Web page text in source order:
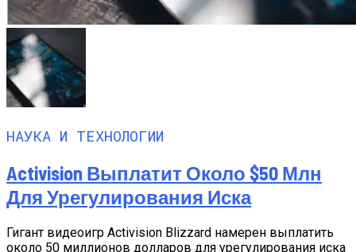
НАУКА И ТЕХНОЛОГИИ
Activision Выплатит Около $50 Млн
Для Урегулирования Иска
Гигант видеоигр Activision Blizzard намерен выплатить
около 50 миллионов долларов для урегулирования иска